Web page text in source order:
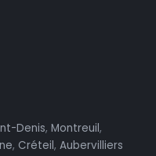
Denis, Montreuil,
, Créteil, Aubervilliers